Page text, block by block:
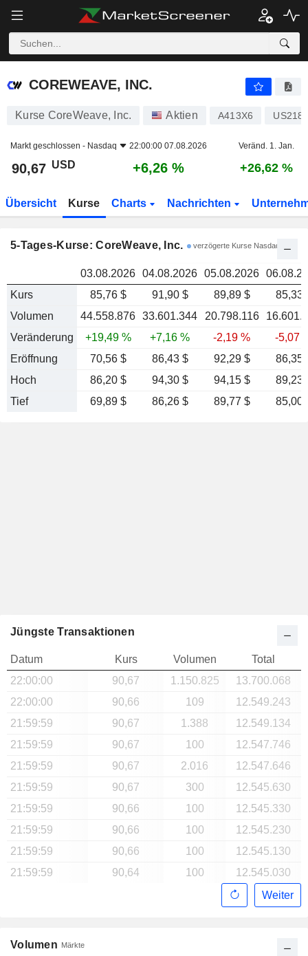
COREWEAVE, INC. 90,67
COREWEAVE, INC.
Kurse CoreWeave, Inc. Aktien A413X6
Markt geschlossen - Nasdaq 22:00:00 07.08.2026 Veränd. 1. Jan.
90,67 USD +6,26 % +26,62 %
Übersicht Kurse Charts Nachrichten
5-Tages-Kurse: CoreWeave, Inc. verzögerte Kurse Nasdaq
03.08.2026 04.08.2026 05.08.2026
Kurs
85,76 $ 91,90 $ 89,89 $
85,33
Volumen
44.558.876 33.601.344 20.798.116
Veränderung
+19,49 % +7,16 % -2,19 %
-5,07
Eröffnung
70,56 $ 86,43 $ 92,29 $
86,35
Hoch
86,20 $ 94,30 $ 94,15 $
89,23
Tief
69,89 $ 86,26 $ 89,77 $ 85,00
Volumen Märkte
Jüngste Transaktionen
Datum Kurs Volumen
Total
22:00:00
90,67 1.150.825
13.700.068
22:00:00
90,66 109
12.549.243
21:59:59
90,67 1.388
12.549.134
21:59:59
90,67 100
12.547.746
21:59:59
90,67 2.016
12.547.646
21:59:59
90,67 300
12.545.630
21:59:59
90,66 100
12.545.330
21:59:59
90,66 100
12.545.230
21:59:59
90,66 100
12.545.130
21:59:59
90,64 100
12.545.030
Weiter